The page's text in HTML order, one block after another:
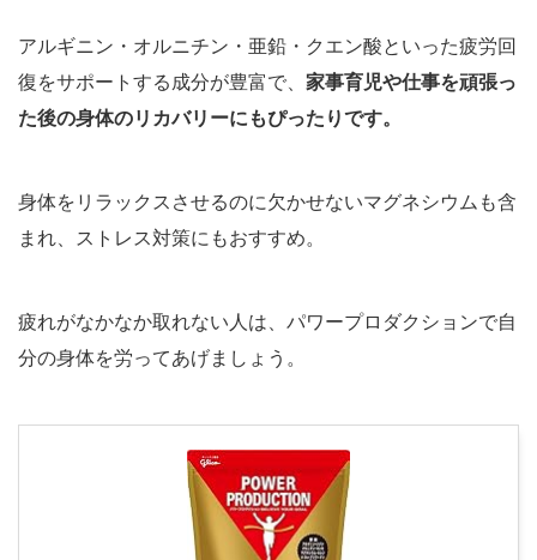
アルギニン・オルニチン・亜鉛・クエン酸といった疲労回
復をサポートする成分が豊富で、 家事育児や仕事を頑張っ
た後の身体のリカバリーにもぴったりです。
身体をリラックスさせるのに欠かせないマグネシウムも含
まれ、ストレス対策にもおすすめ。
疲れがなかなか取れない人は、パワープロダクションで自
分の身体を労ってあげましょう。